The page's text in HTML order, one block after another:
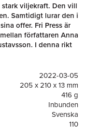
viljekraft. Den vill
Samtidigt lurar den i
offer. Fri Press är
författaren Anna
I denna rikt
i ord och bild.
med djupa känslor,
kryper Tingesten
bild – och deras
2022-03-05
205 x 210 x 13 mm
416 g
Inbunden
Svenska
110